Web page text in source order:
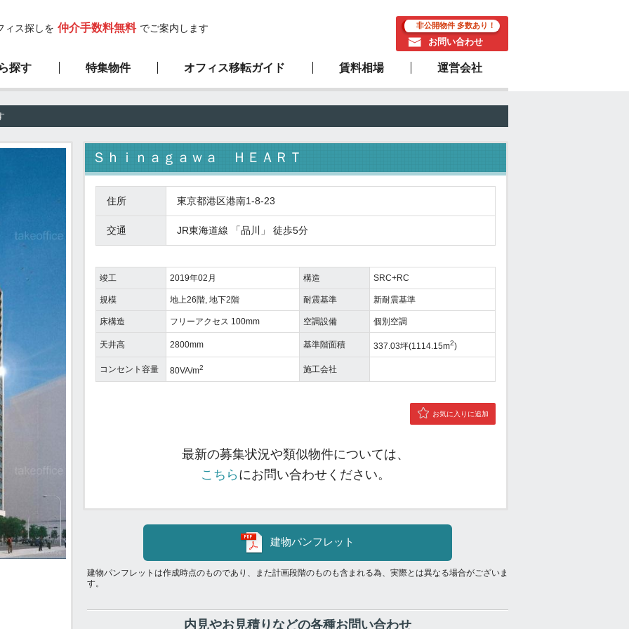
ィス探しを 仲介手数料無料 でご案内します 非公開物件 多数あり！
お問い合わせ
探す 特集物件
高層ビル物件 新築物件 駅近物件
オフィス移転ガイド
サービスの流れ
賃料相場 運営会社
弊社の特徴
Ｓｈｉｎａｇａｗａ ＨＥＡＲＴ
住所 東京都港区港南1-8-23
交通 JR東海道線 「品川 」 徒歩5分
竣工 2019年02月 構造 SRC+RC
規模 地上26階, 地下2階 耐震基準 新耐震基準
床構造 フリーアクセス 100mm 空調設備 個別空調
天井高 2800mm 基準階面積 337.03坪(1114.15m2)
コンセント容量 80VA/m2 施工会社
お気に入りに追加
最新の募集状況や類似物件については、
こちら にお問い合わせください。
建物パンフレット
建物パンフレットは作成時点のものであり、また計画段階のものも含まれる為、実際とは異なる場合がございま
す。
内見やお見積りなどの各種お問い合わせ